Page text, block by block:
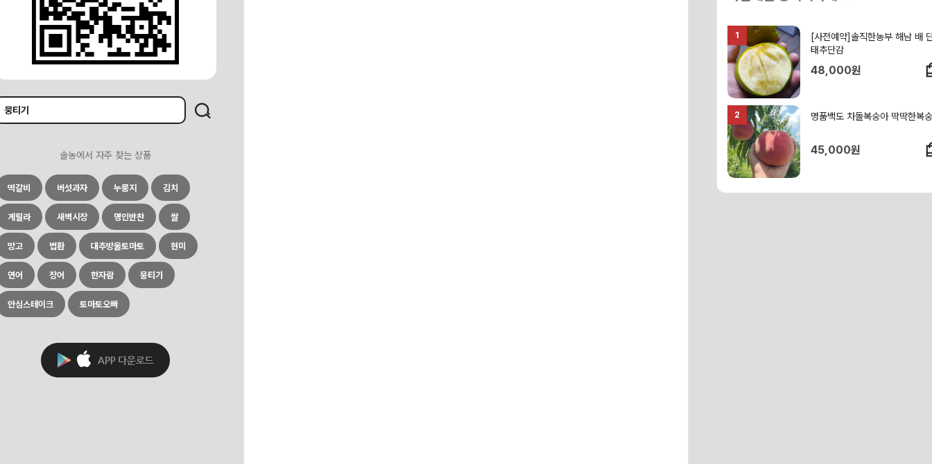
솔농에서 자주 찾는 상품
떡갈비 버섯과자 누룽지 김치
게릴라 새벽시장 명인반찬 쌀
망고 법환 대추방울토마토 현미
연어 장어 한자람 뭉티기
안심스테이크 토마토오빠
1
[사전예약]솔직한농부 해남 배
태추단감
48,000원
2 명품백도 차돌복숭아 딱딱한복
45,000원